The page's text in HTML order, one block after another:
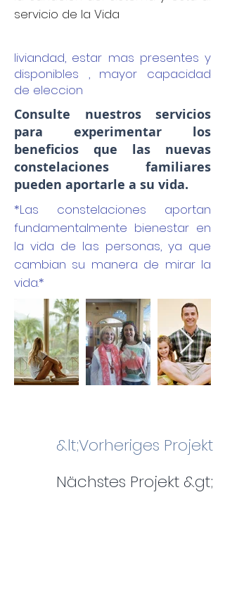
servicio de la Vida
liviandad, estar mas presentes y
disponibles , mayor capacidad
de eleccion
Consulte nuestros servicios
para experimentar los
beneficios que las nuevas
constelaciones familiares
pueden aportarle a su vida.
*Las constelaciones aportan
fundamentalmente bienestar en
la vida de las personas, ya que
cambian su manera de mirar la
vida.*
&lt;Vorheriges Projekt
Nächstes Projekt &gt;